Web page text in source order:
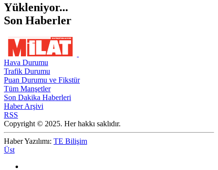
Yükleniyor...
Son Haberler
Hava Durumu
Trafik Durumu
Puan Durumu ve Fikstür
Tüm Manşetler
Son Dakika Haberleri
Haber Arşivi
RSS
Copyright © 2025. Her hakkı saklıdır.
Haber Yazılımı: TE Bilişim
Üst